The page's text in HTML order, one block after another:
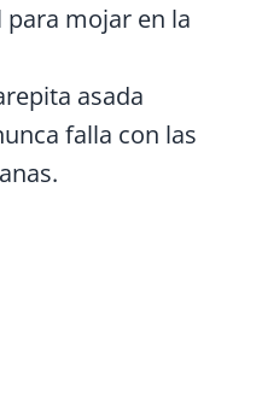
para mojar en la
asada
falla con las